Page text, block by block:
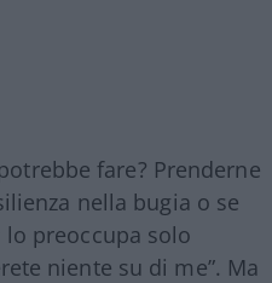
fare? Prenderne
nella bugia o se
preoccupa solo
niente su di me”. Ma